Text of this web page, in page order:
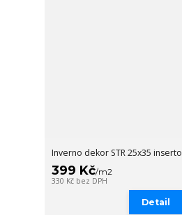
Inverno dekor STR 25x35 inserto
399 Kč/m2
330 Kč bez DPH
Detail